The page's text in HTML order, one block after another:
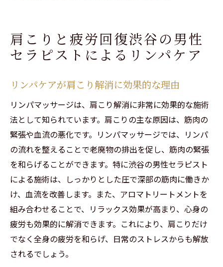
肩こりと疲労回復渋谷の男性
セラピストによるリンパケア
リンパケアが肩こり解消に効果的な理由
リンパマッサージは、肩こり解消に非常に効果的な施術
法として知られています。肩こりの主な原因は、筋肉の
緊張や血流の悪化です。リンパマッサージでは、リンパ
の流れを整えることで老廃物の排出を促し、筋肉の緊張
を和らげることができます。特に渋谷の男性セラピスト
による施術は、しっかりとした圧で深部の筋肉に働きか
け、血流を改善します。また、アロマトリートメントを
組み合わせることで、リラックス効果が高まり、心身の
疲労も効果的に解消できます。これにより、肩こりだけ
でなく全身の疲労を和らげ、日常のストレスからも解放
されるでしょう。